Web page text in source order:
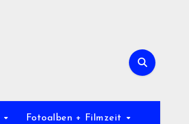
Fotoalben + Filmzeit